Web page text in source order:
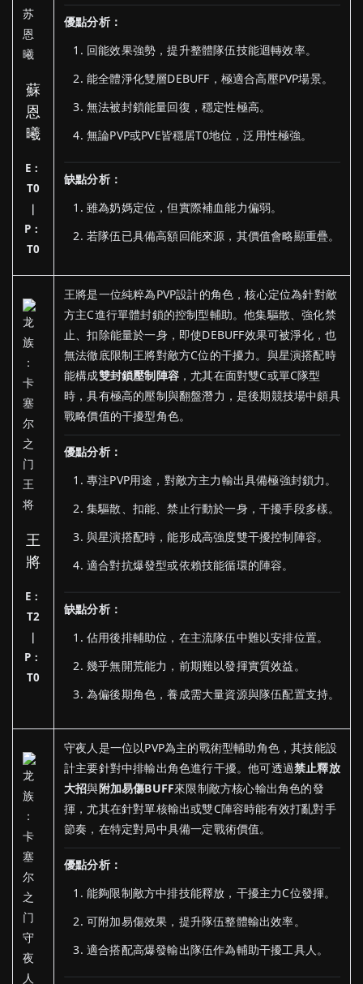
蘇
恩
曦
E：
T0
｜
P：
T0
優點分析：
回能效果強勢，提升整體隊伍技能迴轉效率。
能全體淨化雙層DEBUFF，極適合高壓PVP場景。
無法被封鎖能量回復，穩定性極高。
無論PVP或PVE皆穩居T0地位，泛用性極強。
缺點分析：
雖為奶媽定位，但實際補血能力偏弱。
若隊伍已具備高額回能來源，其價值會略顯重疊。
王
將
E：
T2
｜
P：
T0
王將是一位純粹為PVP設計的角色，核心定位為針對敵
方主C進行單體封鎖的控制型輔助。他集驅散、強化禁
止、扣除能量於一身，即使DEBUFF效果可被淨化，也
無法徹底限制王將對敵方C位的干擾力。與星演搭配時
能構成雙封鎖壓制陣容 ，尤其在面對雙C或單C隊型
時，具有極高的壓制與翻盤潛力，是後期競技場中頗具
戰略價值的干擾型角色。
優點分析：
專注PVP用途，對敵方主力輸出具備極強封鎖力。
集驅散、扣能、禁止行動於一身，干擾手段多樣。
與星演搭配時，能形成高強度雙干擾控制陣容。
適合對抗爆發型或依賴技能循環的陣容。
缺點分析：
佔用後排輔助位，在主流隊伍中難以安排位置。
幾乎無開荒能力，前期難以發揮實質效益。
為偏後期角色，養成需大量資源與隊伍配置支持。
守夜人是一位以PVP為主的戰術型輔助角色，其技能設
計主要針對中排輸出角色進行干擾。他可透過禁止釋放
大招與附加易傷BUFF來限制敵方核心輸出角色的發
揮，尤其在針對單核輸出或雙C陣容時能有效打亂對手
節奏，在特定對局中具備一定戰術價值。
優點分析：
能夠限制敵方中排技能釋放，干擾主力C位發揮。
可附加易傷效果，提升隊伍整體輸出效率。
適合搭配高爆發輸出隊伍作為輔助干擾工具人。